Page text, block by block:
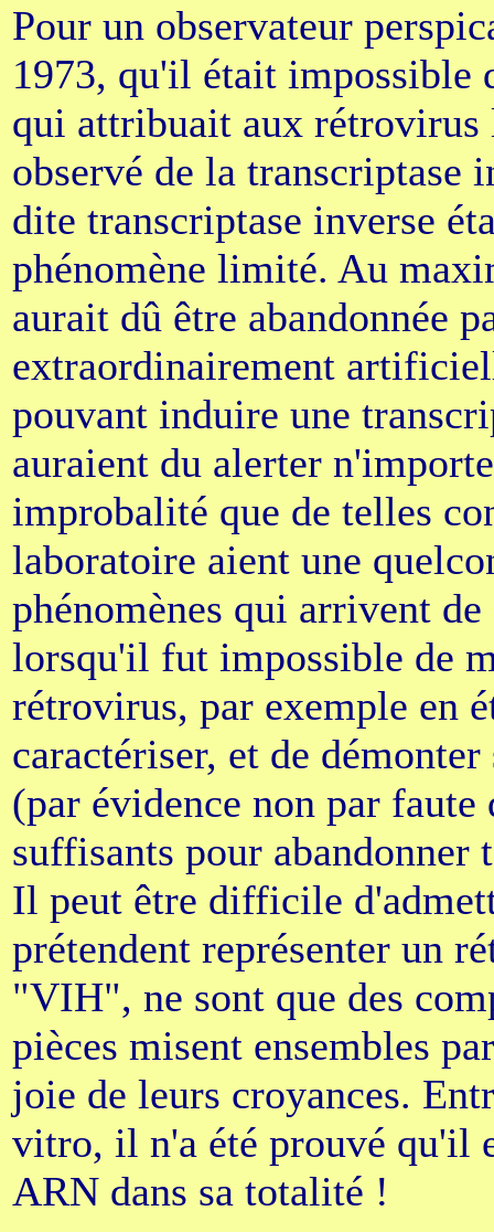
Pour un observateur
1973, qu'il était impossible
qui attribuait aux rétrovirus
observé de la transcriptase
dite transcriptase inverse
phénomène limité. Au
aurait dû être abandonnée
extraordinairement
pouvant induire une
auraient du alerter
improbalité que de telles
laboratoire aient une
phénomènes qui arrivent
lorsqu'il fut impossible de
rétrovirus, par exemple en
caractériser, et de
(par évidence non par
suffisants pour
Il peut être difficile
prétendent représenter un
"VIH", ne sont que des
pièces misent ensembles
joie de leurs croyances.
vitro, il n'a été prouvé qu'il
ARN dans sa totalité !